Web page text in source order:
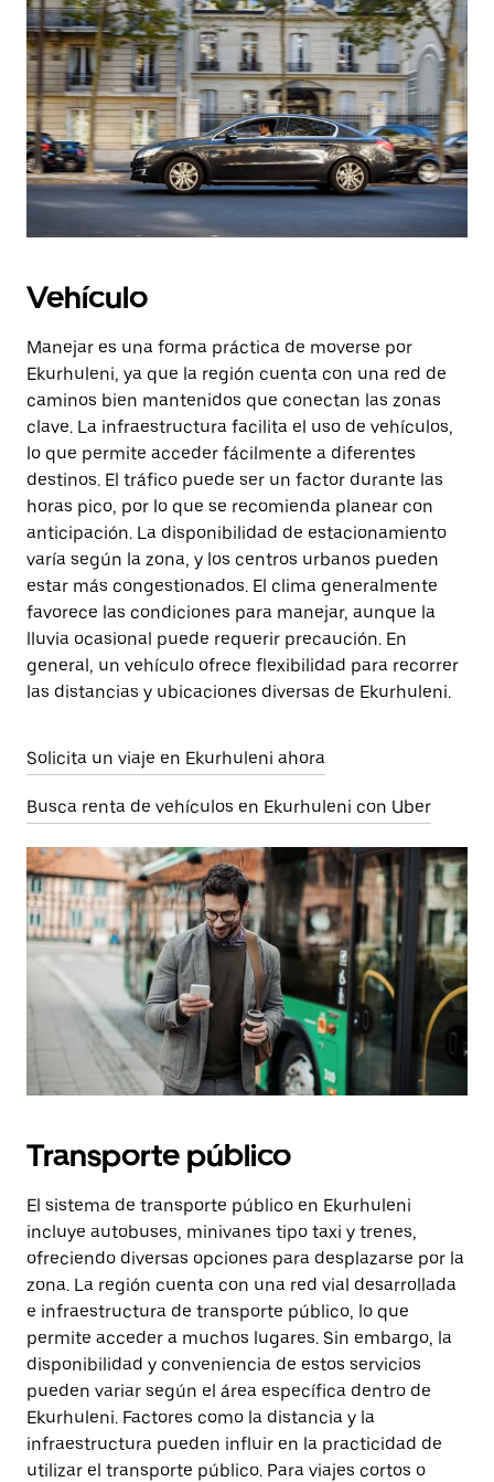
Vehículo
Manejar es una forma práctica de moverse por
Ekurhuleni, ya que la región cuenta con una red de
caminos bien mantenidos que conectan las zonas
clave. La infraestructura facilita el uso de vehículos,
lo que permite acceder fácilmente a diferentes
destinos. El tráfico puede ser un factor durante las
horas pico, por lo que se recomienda planear con
anticipación. La disponibilidad de estacionamiento
varía según la zona, y los centros urbanos pueden
estar más congestionados. El clima generalmente
favorece las condiciones para manejar, aunque la
lluvia ocasional puede requerir precaución. En
general, un vehículo ofrece flexibilidad para recorrer
las distancias y ubicaciones diversas de Ekurhuleni.
Solicita un viaje en Ekurhuleni ahora
Busca renta de vehículos en Ekurhuleni con Uber
Transporte público
El sistema de transporte público en Ekurhuleni
incluye autobuses, minivanes tipo taxi y trenes,
ofreciendo diversas opciones para desplazarse por la
zona. La región cuenta con una red vial desarrollada
e infraestructura de transporte público, lo que
permite acceder a muchos lugares. Sin embargo, la
disponibilidad y conveniencia de estos servicios
pueden variar según el área específica dentro de
Ekurhuleni. Factores como la distancia y la
infraestructura pueden influir en la practicidad de
utilizar el transporte público. Para viajes cortos o